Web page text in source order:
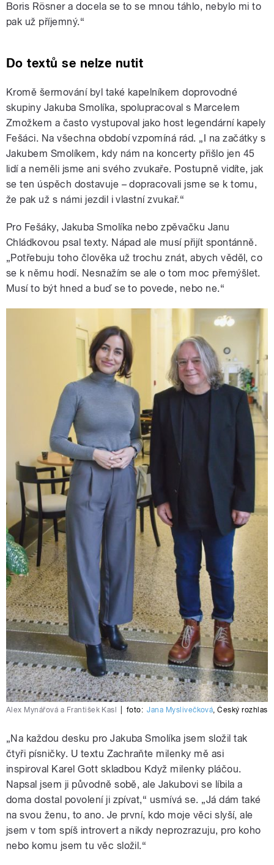
Boris Rösner a docela se to se mnou táhlo, nebylo mi to
pak už příjemný.“
Do textů se nelze nutit
Kromě šermování byl také kapelníkem doprovodné
skupiny Jakuba Smolíka, spolupracoval s Marcelem
Zmožkem a často vystupoval jako host legendární kapely
Fešáci. Na všechna období vzpomíná rád. „I na začátky s
Jakubem Smolíkem, kdy nám na koncerty přišlo jen 45
lidí a neměli jsme ani svého zvukaře. Postupně vidíte, jak
se ten úspěch dostavuje – dopracovali jsme se k tomu,
že pak už s námi jezdil i vlastní zvukař.“
Pro Fešáky, Jakuba Smolíka nebo zpěvačku Janu
Chládkovou psal texty. Nápad ale musí přijít spontánně.
„Potřebuju toho člověka už trochu znát, abych věděl, co
se k němu hodí. Nesnažím se ale o tom moc přemýšlet.
Musí to být hned a buď se to povede, nebo ne.“
Alex Mynářová a František Kasl foto: Jana Myslivečková,Český rozhlas
„Na každou desku pro Jakuba Smolíka jsem složil tak
čtyři písničky. U textu Zachraňte milenky mě asi
inspiroval Karel Gott skladbou Když milenky pláčou.
Napsal jsem ji původně sobě, ale Jakubovi se líbila a
doma dostal povolení ji zpívat,“ usmívá se. „Já dám také
na svou ženu, to ano. Je první, kdo moje věci slyší, ale
jsem v tom spíš introvert a nikdy neprozrazuju, pro koho
nebo komu jsem tu věc složil.“